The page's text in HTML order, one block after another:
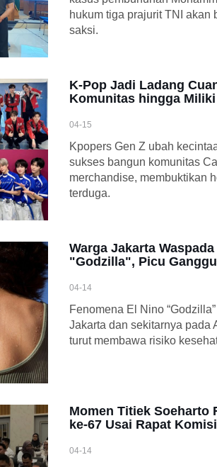
hukum tiga prajurit TNI akan
saksi.
K-Pop Jadi Ladang
Komunitas hingga
04-15
Kpopers Gen Z ubah
sukses bangun komunitas
merchandise, membuktikan
terduga.
Warga Jakarta
"Godzilla", Picu
04-14
Fenomena El Nino
Jakarta dan sekitarnya pada
turut membawa risiko
Momen Titiek Soeharto
ke-67 Usai Rapat
04-14